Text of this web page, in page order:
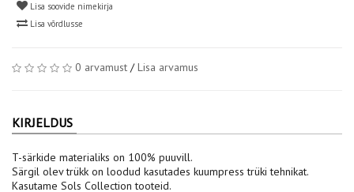
Lisa soovide nimekirja
Lisa võrdlusse
0 arvamust /Lisa arvamus
KIRJELDUS
T-särkide materialiks on 100% puuvill.
Särgil olev trükk on loodud kasutades kuumpress trüki tehnikat.
Kasutame Sols Collection tooteid.